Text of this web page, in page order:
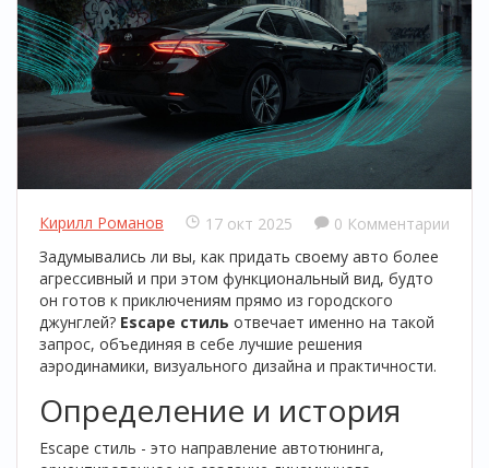
Кирилл Романов 17 окт 2025
0 Комментарии
Задумывались ли вы, как придать своему авто более
агрессивный и при этом функциональный вид, будто
он готов к приключениям прямо из городского
джунглей? Escape стиль отвечает именно на такой
запрос, объединяя в себе лучшие решения
аэродинамики, визуального дизайна и практичности.
Определение и история
Escape стиль - это направление автотюнинга,